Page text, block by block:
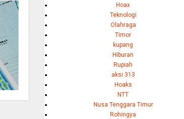
Hoax
Teknologi
Olahraga
Timor
kupang
Hiburan
Rupiah
aksi 313
Hoaks
NTT
Nusa Tenggara Timur
Rohingya